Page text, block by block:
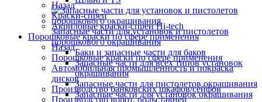
Запасные части для установок и пистолетов
порошкового окрашивания
Баки и запасные части для баков
Запасные части для всех типов установок
окрашивания
Запасные части для пистолетов окрашивания
Запасные части для установок окрашивания
Назад
Краски-спреи
Акриловые краски-спреи Hi-tech
Порошковые краски по сфере применения
Назад
Порошковые краски по сфере применения
Автомобильная промышленность и покраска
дисков
Производство банковских шкафов/сейфов
Производство ворот, рольставней